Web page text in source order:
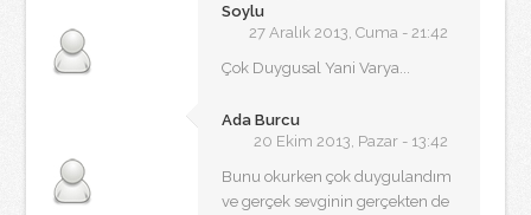
Soylu
27 Aralık 2013, Cuma - 21:42
Çok Duygusal Yani Varya...
Ada Burcu
20 Ekim 2013, Pazar - 13:42
Bunu okurken çok duygulandım
ve gerçek sevginin gerçekten de